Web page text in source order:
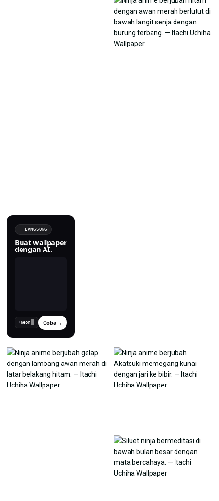
LANGSUNG
Buat wallpaper
dengan AI.
› Coba